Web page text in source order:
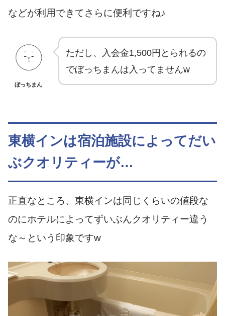
などが利用できてさらに便利ですね♪
ぼっちまん
ただし、入会金1,500円とられるの
でぼっちまんは入ってませんw
東横インは宿泊施設によってだい
ぶクオリティーが…
正直なところ、東横インは同じくらいの値段な
のにホテルによってずいぶんクオリティー違う
な～という印象ですw